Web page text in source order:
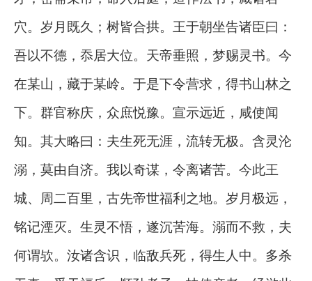
穴。岁月既久；树皆合拱。王于朝坐告诸臣曰：
吾以不德，忝居大位。天帝垂照，梦赐灵书。今
在某山，藏于某岭。于是下令营求，得书山林之
下。群官称庆，众庶悦豫。宣示远近，咸使闻
知。其大略曰：夫生死无涯，流转无极。含灵沦
溺，莫由自济。我以奇谋，令离诸苦。今此王
城、周二百里，古先帝世福利之地。岁月极远，
铭记湮灭。生灵不悟，遂沉苦海。溺而不救，夫
何谓欤。汝诸含识，临敌兵死，得生人中。多杀